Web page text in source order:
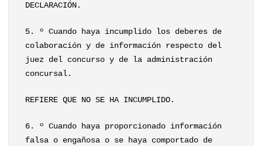
DECLARACIÓN.
5. º Cuando haya incumplido los deberes de
colaboración y de información respecto del
juez del concurso y de la administración
concursal.
REFIERE QUE NO SE HA INCUMPLIDO.
6. º Cuando haya proporcionado información
falsa o engañosa o se haya comportado de